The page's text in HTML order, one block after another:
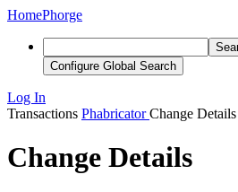
HomePhorge
Configure Global Search
Log In
Transactions Phabricator Change Details
Change Details